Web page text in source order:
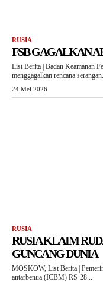
RUSIA
FSB GAGALKAN
List Berita | Badan Keamanan
menggagalkan rencana
24 Mei 2026
RUSIA
RUSIA KLAIM
GUNCANG DUNIA
MOSKOW, List Berita |
antarbenua (ICBM) RS-28...